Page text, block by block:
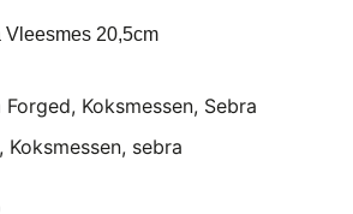
Vleesmes 20,5cm
Forged, Koksmessen, Sebra
, Koksmessen, sebra